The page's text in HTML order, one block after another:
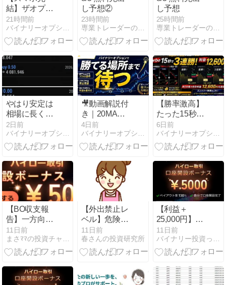
結】ザオプシ
ョン15秒取引
で1分未満に
21,000円!? 高
手法と人気沸
騰の理由を徹
21時間前
し予想②
23時間前
専業トレーダーの裏情報
し予想
25時間前
専業トレーダーの裏情報
やはり安定は
相場に長く居
座らない事 秒
殺で・・
2日前
🎥動画解説付
き｜20MA反
発を狙い撃
ち！初心者で
も勝てるバイ
の待ち伏せ手
法」
4日前
【勝率激高】
たった15秒で
3連勝！ADX
を活用した最
強バイナリー
イブスターズ
マーケッツ」
が選ばれる理
由
6日前
【BO収支報
告】一方向の
ドル高相場で
＋24,000円！
夏休みは涼し
オプション」
15秒投資！
11日前
【外出禁止レ
ベル】危険な
暑さの夏休み
☀️涼しい部屋
でサクッと＋
11日前
春さんの投資研究所
【利益＋
25,000円】体
温超えの猛
暑！FX勢が怯
む「上値ブレ
らイケイケの
ドル円攻略法
11日前